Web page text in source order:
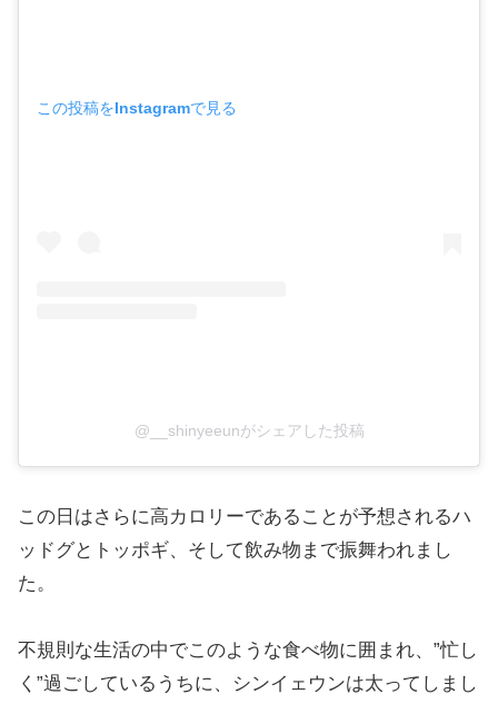
この投稿をInstagramで見る
@__shinyeeunがシェアした投稿
この日はさらに高カロリーであることが予想されるハ
ッドグとトッポギ、そして飲み物まで振舞われまし
た。
不規則な生活の中でこのような食べ物に囲まれ、”忙し
く”過ごしているうちに、シンイェウンは太ってしまし